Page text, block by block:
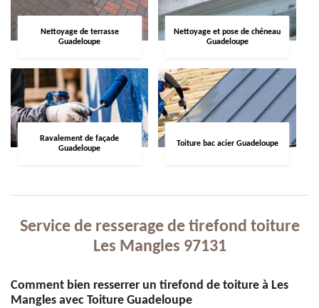
Nettoyage de terrasse
Guadeloupe
Nettoyage et pose de chéneau
Guadeloupe
Ravalement de façade
Guadeloupe
Toiture bac acier Guadeloupe
Service de resserage de tirefond toiture
Les Mangles 97131
Comment bien resserrer un tirefond de toiture à Les
Mangles avec Toiture Guadeloupe